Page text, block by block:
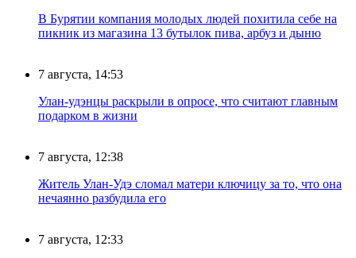
В Бурятии компания молодых людей похитила себе на
пикник из магазина 13 бутылок пива, арбуз и дыню
7 августа, 14:53
Улан-удэнцы раскрыли в опросе, что считают главным
подарком в жизни
7 августа, 12:38
Житель Улан-Удэ сломал матери ключицу за то, что она
нечаянно разбудила его
7 августа, 12:33